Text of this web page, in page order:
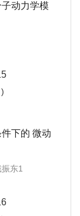
动力学模
)
下的 微动
东1